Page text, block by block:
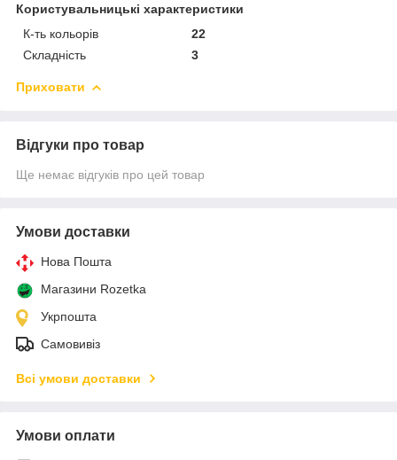
Користувальницькі характеристики
К-ть кольорiв
22
Складність
3
Приховати
Відгуки про товар
Ще немає відгуків про цей товар
Умови доставки
Нова Пошта
Магазини Rozetka
Укрпошта
Самовивіз
Всі умови доставки
Умови оплати